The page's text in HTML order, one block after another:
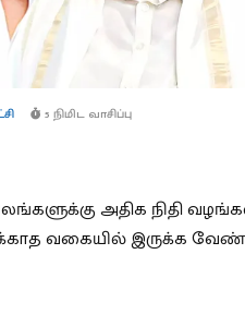
5 நிமிட வாசிப்பு
அதிக நிதி
வகையில் இருக்க